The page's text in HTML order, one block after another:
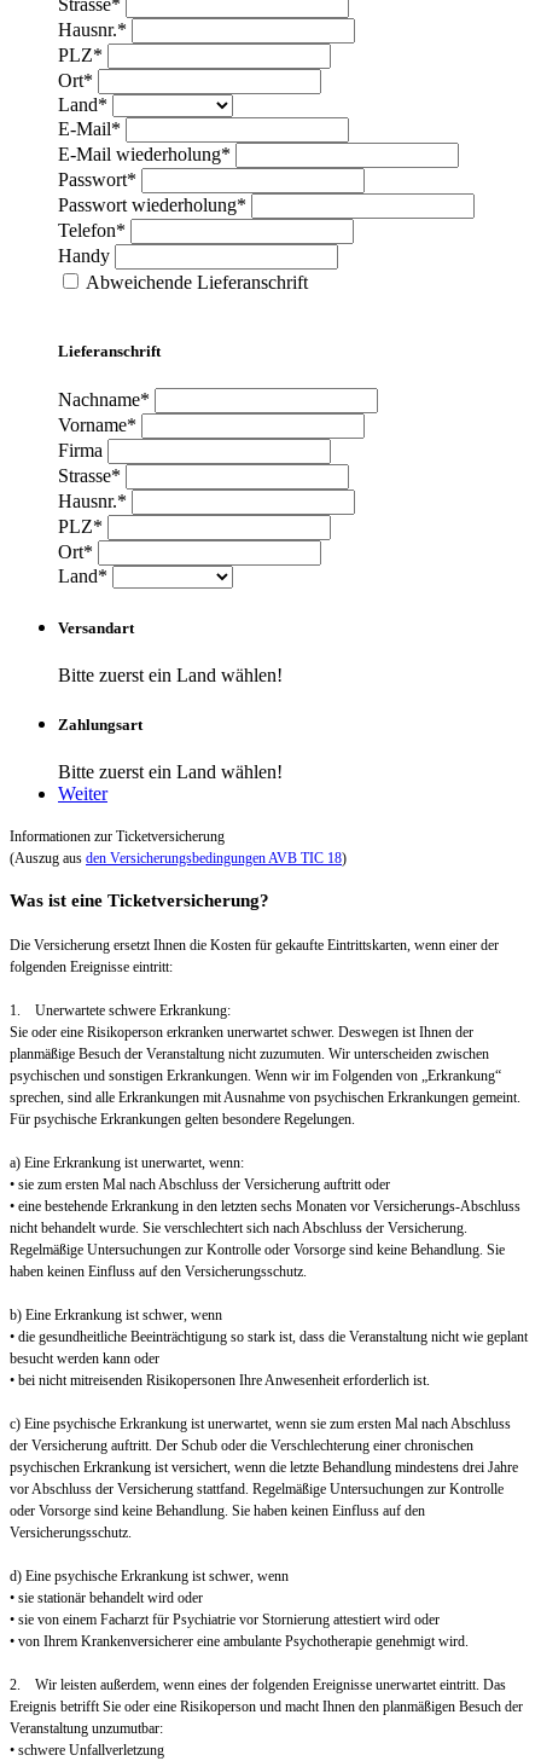
Strasse*
Hausnr.*
PLZ*
Ort*
Land*
E-Mail*
E-Mail wiederholung*
Passwort*
Passwort wiederholung*
Telefon*
Handy
Abweichende Lieferanschrift
Lieferanschrift
Nachname*
Vorname*
Firma
Strasse*
Hausnr.*
PLZ*
Ort*
Land*
Versandart
Bitte zuerst ein Land wählen!
Zahlungsart
Bitte zuerst ein Land wählen!
Weiter
Informationen zur Ticketversicherung
(Auszug aus den Versicherungsbedingungen AVB TIC 18)
Was ist eine Ticketversicherung?
Die Versicherung ersetzt Ihnen die Kosten für gekaufte Eintrittskarten, wenn einer der
folgenden Ereignisse eintritt:
1. Unerwartete schwere Erkrankung:
Sie oder eine Risikoperson erkranken unerwartet schwer. Deswegen ist Ihnen der
planmäßige Besuch der Veranstaltung nicht zuzumuten. Wir unterscheiden zwischen
psychischen und sonstigen Erkrankungen. Wenn wir im Folgenden von „Erkrankung“
sprechen, sind alle Erkrankungen mit Ausnahme von psychischen Erkrankungen gemeint.
Für psychische Erkrankungen gelten besondere Regelungen.
a) Eine Erkrankung ist unerwartet, wenn:
• sie zum ersten Mal nach Abschluss der Versicherung auftritt oder
• eine bestehende Erkrankung in den letzten sechs Monaten vor Versicherungs-Abschluss
nicht behandelt wurde. Sie verschlechtert sich nach Abschluss der Versicherung.
Regelmäßige Untersuchungen zur Kontrolle oder Vorsorge sind keine Behandlung. Sie
haben keinen Einfluss auf den Versicherungsschutz.
b) Eine Erkrankung ist schwer, wenn
• die gesundheitliche Beeinträchtigung so stark ist, dass die Veranstaltung nicht wie geplant
besucht werden kann oder
• bei nicht mitreisenden Risikopersonen Ihre Anwesenheit erforderlich ist.
c) Eine psychische Erkrankung ist unerwartet, wenn sie zum ersten Mal nach Abschluss
der Versicherung auftritt. Der Schub oder die Verschlechterung einer chronischen
psychischen Erkrankung ist versichert, wenn die letzte Behandlung mindestens drei Jahre
vor Abschluss der Versicherung stattfand. Regelmäßige Untersuchungen zur Kontrolle
oder Vorsorge sind keine Behandlung. Sie haben keinen Einfluss auf den
Versicherungsschutz.
d) Eine psychische Erkrankung ist schwer, wenn
• sie stationär behandelt wird oder
• sie von einem Facharzt für Psychiatrie vor Stornierung attestiert wird oder
• von Ihrem Krankenversicherer eine ambulante Psychotherapie genehmigt wird.
2. Wir leisten außerdem, wenn eines der folgenden Ereignisse unerwartet eintritt. Das
Ereignis betrifft Sie oder eine Risikoperson und macht Ihnen den planmäßigen Besuch der
Veranstaltung unzumutbar:
• schwere Unfallverletzung